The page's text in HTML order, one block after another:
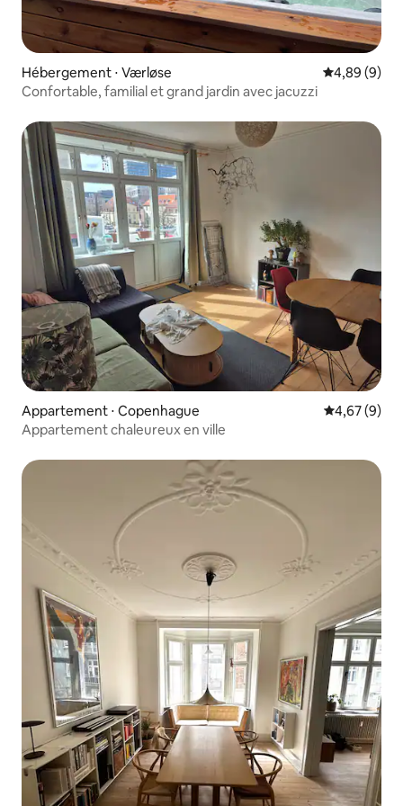
Hébergement ⋅ Værløse Évaluation
4,89 (9)
Confortable, familial et grand jardin avec jacuzzi
Appartement ⋅ Copenhague Évaluation
4,67 (9)
Appartement chaleureux en ville